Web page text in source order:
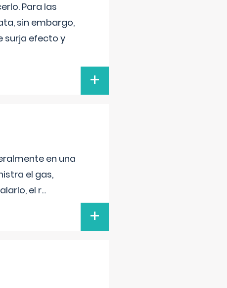
Para las
sin embargo,
surja efecto y
+
en una
el gas,
el r...
+